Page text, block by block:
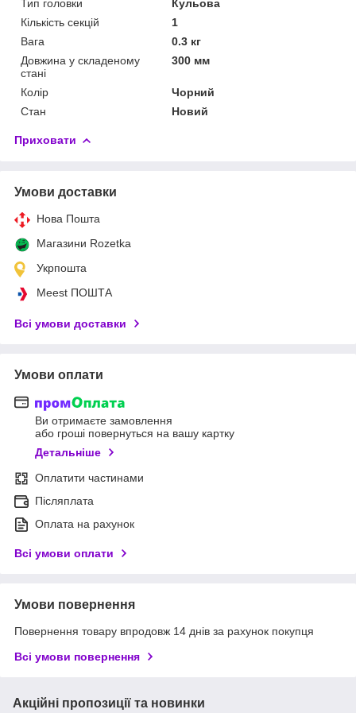
Тип головки
Кульова
Кількість секцій
1
Вага
0.3 кг
Довжина у складеному
стані
300 мм
Колір
Чорний
Стан
Новий
Приховати
Умови доставки
Нова Пошта
Магазини Rozetka
Укрпошта
Meest ПОШТА
Всі умови доставки
Умови оплати
Ви отримаєте замовлення
або гроші повернуться на вашу картку
Детальніше
Оплатити частинами
Післяплата
Оплата на рахунок
Всі умови оплати
Умови повернення
Повернення товару впродовж 14 днів за рахунок покупця
Всі умови повернення
Акційні пропозиції та новинки